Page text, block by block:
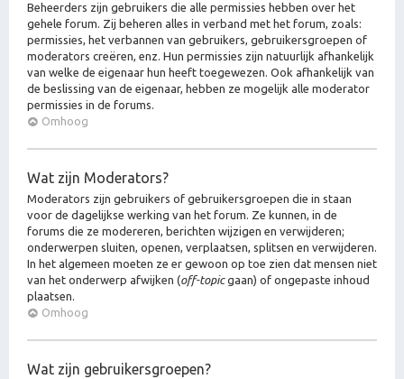
Beheerders zijn gebruikers die alle permissies hebben over het
gehele forum. Zij beheren alles in verband met het forum, zoals:
permissies, het verbannen van gebruikers, gebruikersgroepen of
moderators creëren, enz. Hun permissies zijn natuurlijk afhankelijk
van welke de eigenaar hun heeft toegewezen. Ook afhankelijk van
de beslissing van de eigenaar, hebben ze mogelijk alle moderator
permissies in de forums.
Omhoog
Wat zijn Moderators?
Moderators zijn gebruikers of gebruikersgroepen die in staan
voor de dagelijkse werking van het forum. Ze kunnen, in de
forums die ze modereren, berichten wijzigen en verwijderen;
onderwerpen sluiten, openen, verplaatsen, splitsen en verwijderen.
In het algemeen moeten ze er gewoon op toe zien dat mensen niet
van het onderwerp afwijken (off-topicgaan) of ongepaste inhoud
plaatsen.
Omhoog
Wat zijn gebruikersgroepen?